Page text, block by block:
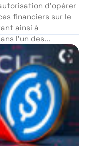
d’opérer
financiers sur le
ainsi à
l’un des...